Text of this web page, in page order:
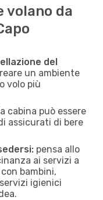
volano da
del
un ambiente
volo più
cabina può essere
assicurati di bere
pensa allo
ai servizi a
bambini,
igienici